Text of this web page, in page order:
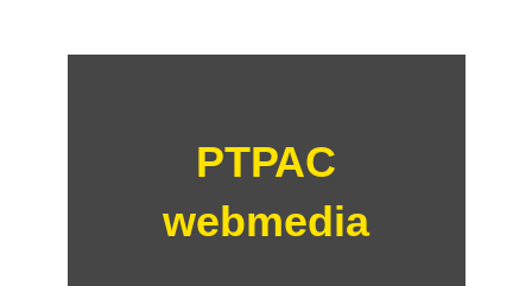
PTPAC
webmedia